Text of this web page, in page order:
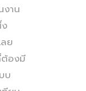
งาน
ย
ต้องมี
บ